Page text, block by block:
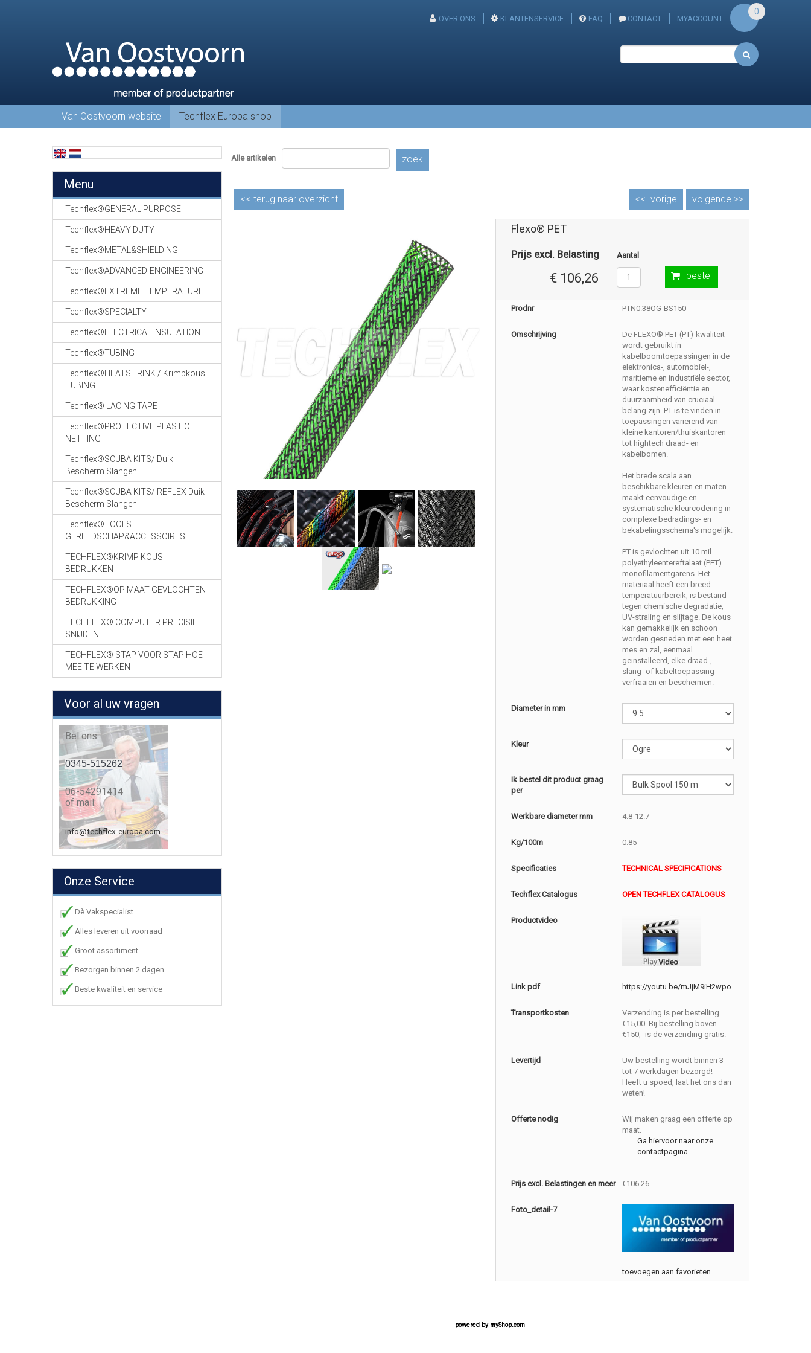
OVER ONS KLANTENSERVICE FAQ CONTACT MYACCOUNT
0
Van Oostvoorn website Techflex Europa shop
Menu
Techflex®GENERAL PURPOSE
Techflex®HEAVY DUTY
Techflex®METAL&SHIELDING
Techflex®ADVANCED-ENGINEERING
Techflex®EXTREME TEMPERATURE
Techflex®SPECIALTY
Techflex®ELECTRICAL INSULATION
Techflex®TUBING
Techflex®HEATSHRINK / Krimpkous
TUBING
Techflex® LACING TAPE
Techflex®PROTECTIVE PLASTIC
NETTING
Techflex®SCUBA KITS/ Duik
Bescherm Slangen
Techflex®SCUBA KITS/ REFLEX Duik
Bescherm Slangen
Techflex®TOOLS
GEREEDSCHAP&ACCESSOIRES
TECHFLEX®KRIMP KOUS
BEDRUKKEN
TECHFLEX®OP MAAT GEVLOCHTEN
BEDRUKKING
TECHFLEX® COMPUTER PRECISIE
SNIJDEN
TECHFLEX® STAP VOOR STAP HOE
MEE TE WERKEN
Voor al uw vragen
Bel ons:
0345-515262
06-54291414
of mail:
info@techflex-europa.com
Onze Service
Dè Vakspecialist
Alles leveren uit voorraad
Groot assortiment
Bezorgen binnen 2 dagen
Beste kwaliteit en service
Alle artikelen zoek
<< terug naar overzicht volgende >>
<< vorige
Flexo® PET
Prijs excl. Belasting
€ 106,26
Aantal
bestel
Prodnr PTN0.38OG-BS150
Omschrijving
De FLEXO® PET (PT)-kwaliteit
wordt gebruikt in
kabelboomtoepassingen in de
elektronica-, automobiel-,
maritieme en industriële sector,
waar kostenefficiëntie en
duurzaamheid van cruciaal
belang zijn. PT is te vinden in
toepassingen variërend van
kleine kantoren/thuiskantoren
tot hightech draad- en
kabelbomen.
Het brede scala aan
beschikbare kleuren en maten
maakt eenvoudige en
systematische kleurcodering in
complexe bedradings- en
bekabelingsschema's mogelijk.
PT is gevlochten uit 10 mil
polyethyleentereftalaat (PET)
monofilamentgarens. Het
materiaal heeft een breed
temperatuurbereik, is bestand
tegen chemische degradatie,
UV-straling en slijtage. De kous
kan gemakkelijk en schoon
worden gesneden met een heet
mes en zal, eenmaal
geïnstalleerd, elke draad-,
slang- of kabeltoepassing
verfraaien en beschermen.
Diameter in mm
Kleur
Ik bestel dit product graag
per
Werkbare diameter mm 4.8-12.7
Kg/100m 0.85
Specificaties TECHNICAL SPECIFICATIONS
Techflex Catalogus OPEN TECHFLEX CATALOGUS
Productvideo
Link pdf https://youtu.be/mJjM9iH2wpo
Transportkosten
Verzending is per bestelling
€15,00. Bij bestelling boven
€150,- is de verzending gratis.
Levertijd
Uw bestelling wordt binnen 3
tot 7 werkdagen bezorgd!
Heeft u spoed, laat het ons dan
weten!
Offerte nodig
Wij maken graag een offerte op
maat.
Ga hiervoor naar onze
contactpagina.
Prijs excl. Belastingen en meer €106.26
Foto_detail-7
toevoegen aan favorieten
powered by myShop.com